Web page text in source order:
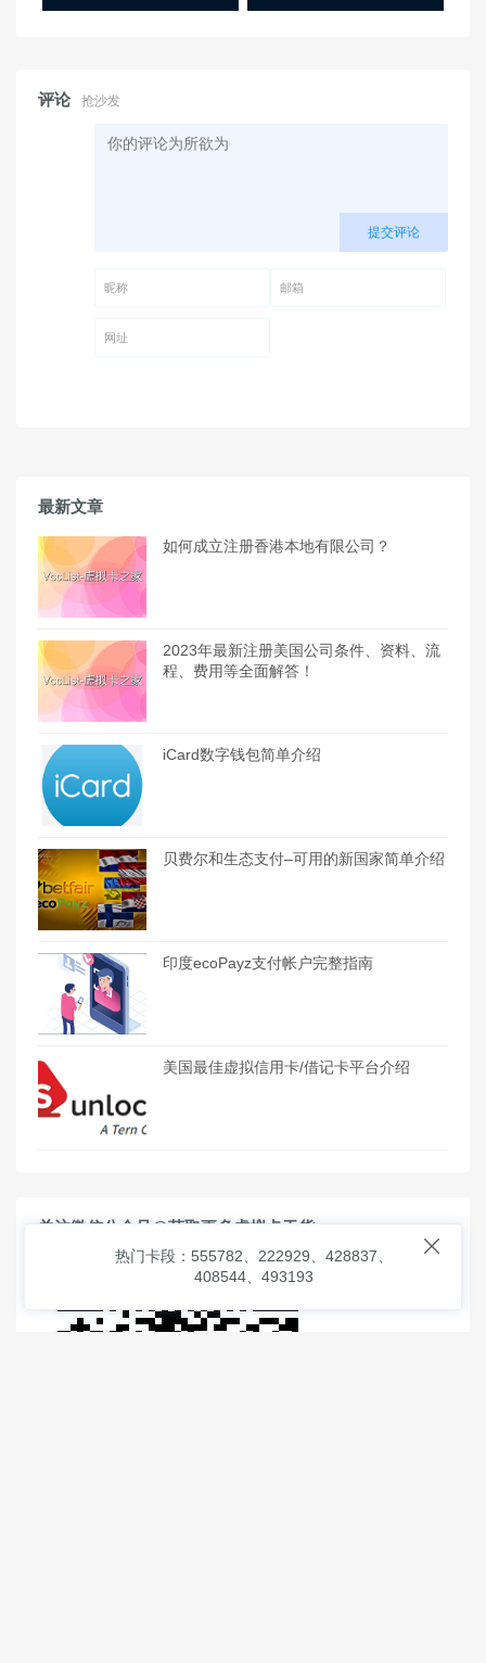
评论 抢沙发
提交评论
最新文章
如何成立注册香港本地有限公司？
2023年最新注册美国公司条件、资料、流
程、费用等全面解答！
iCard数字钱包简单介绍
贝费尔和生态支付–可用的新国家简单介绍
印度ecoPayz支付帐户完整指南
美国最佳虚拟信用卡/借记卡平台介绍
关注微信公众号@获取更多虚拟卡干货

热门卡段：555782、222929、428837、
408544、493193